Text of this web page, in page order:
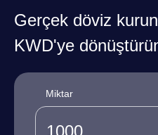
Gerçek döviz
KWD'ye
Miktar